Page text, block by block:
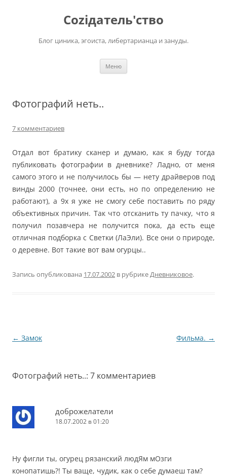
Соziдатель'ство
Блог циника, эгоиста, либертарианца и зануды.
Меню
Фотографий неть..
7 комментариев
Отдал вот братику сканер и думаю, как я буду тогда
публиковать фотографии в дневнике? Ладно, от меня
самого этого и не получилось бы — нету драйверов под
винды 2000 (точнее, они есть, но по определению не
работают), а 9х я уже не смогу себе поставить по ряду
объективных причин. Так что отсканить ту пачку, что я
получил позавчера не получится пока, да есть еще
отличная подборка с Светки (ЛаЭли). Все они о природе,
о деревне. Вот такие вот вам огурцы..
Запись опубликована 17.07.2002 в рубрикеДневниковое.
Навигация
← Замок Фильма. →
Фотографий неть..: 7 комментариев
доброжелатели
18.07.2002 в 01:20
Ну фигли ты, огурец рязанский людЯм мОзги
конопатишь?! Ты ваще, чудик, как о себе думаеш там?